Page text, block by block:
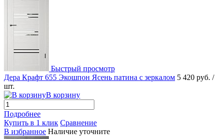
Быстрый просмотр
Дера Крафт 655 Экошпон Ясень патина с зеркалом 5 420 руб. /
шт.
В корзину
Подробнее
Купить в 1 клик Сравнение
В избранное Наличие уточните